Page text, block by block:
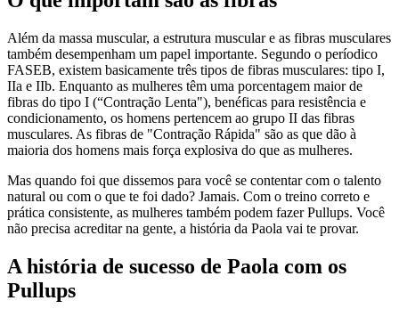
Além da massa muscular, a estrutura muscular e as fibras musculares
também desempenham um papel importante. Segundo o períodico
FASEB, existem basicamente três tipos de fibras musculares: tipo I,
IIa e IIb. Enquanto as mulheres têm uma porcentagem maior de
fibras do tipo I (“Contração Lenta"), benéficas para resistência e
condicionamento, os homens pertencem ao grupo II das fibras
musculares. As fibras de "Contração Rápida" são as que dão à
maioria dos homens mais força explosiva do que as mulheres.
Mas quando foi que dissemos para você se contentar com o talento
natural ou com o que te foi dado? Jamais. Com o treino correto e
prática consistente, as mulheres também podem fazer Pullups. Você
não precisa acreditar na gente, a história da Paola vai te provar.
A história de sucesso de Paola com os
Pullups